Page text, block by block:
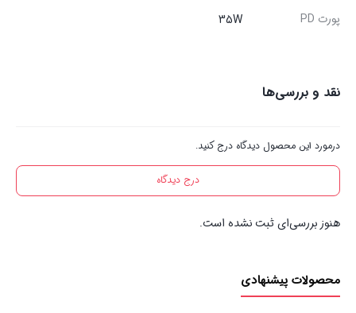
پورت PD 35W
نقد و بررسی‌ها
درمورد این محصول دیدگاه درج کنید.
درج دیدگاه
هنوز بررسی‌ای ثبت نشده است.
محصولات پیشنهادی